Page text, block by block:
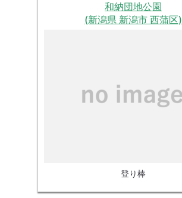
和納団地公園
(新潟県 新潟市 西蒲区)
登り棒